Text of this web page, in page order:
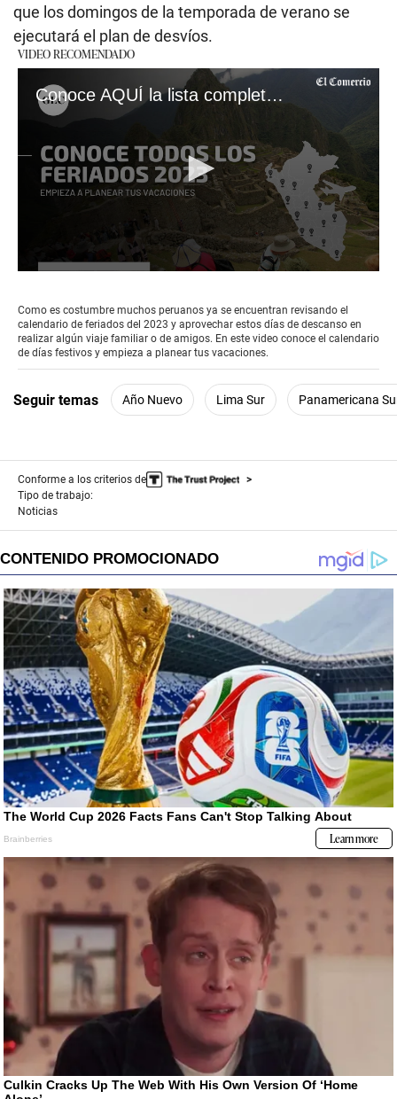
que los domingos de la temporada de verano se
ejecutará el plan de desvíos.
VIDEO RECOMENDADO
Conoce AQUÍ la lista completa de feriados y días no laborables del 2023 en Perú
of
2
minutes,
15
Como es costumbre muchos peruanos ya se encuentran revisando el
calendario de feriados del 2023 y aprovechar estos días de descanso en
realizar algún viaje familiar o de amigos. En este video conoce el calendario
de días festivos y empieza a planear tus vacaciones.
Seguir temas Año Nuevo Lima Sur Panamericana
Conforme a los criterios de
Tipo de trabajo:
Noticias